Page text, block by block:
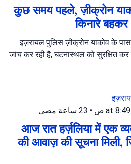
कुछ समय पहले, ज़ीक्रोन
किनारे बहकर
इज़रायल पुलिस ज़ीक्रोन याकोव के
जांच कर रही है, घटनास्थल को सुरक्षित
• 23 ساعة مضى
आज रात हर्ज़लिया में एक
की आवाज़ की सूचना मिली,